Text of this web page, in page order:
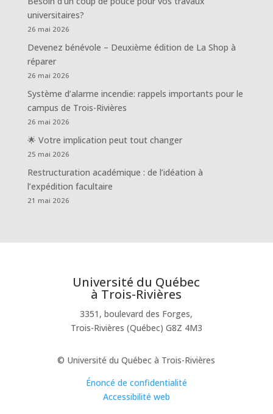
universitaires?
26 mai 2026
Devenez bénévole – Deuxième édition de La Shop à
réparer
26 mai 2026
Système d’alarme incendie: rappels importants pour le
campus de Trois-Rivières
26 mai 2026
🌟 Votre implication peut tout changer
25 mai 2026
Restructuration académique : de l’idéation à
l’expédition facultaire
21 mai 2026
Université du Québec
à Trois-Rivières
3351, boulevard des Forges,
Trois-Rivières (Québec) G8Z 4M3
© Université du Québec à Trois-Rivières
Énoncé de confidentialité
Accessibilité web